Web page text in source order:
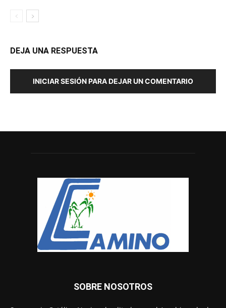
DEJA UNA RESPUESTA
INICIAR SESIÓN PARA DEJAR UN COMENTARIO
SOBRE NOSOTROS